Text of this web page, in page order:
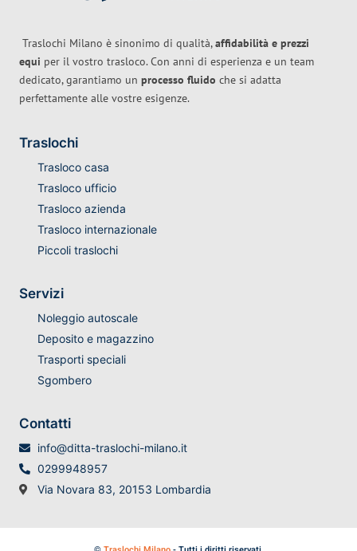
Traslochi Milano è sinonimo di qualità,affidabilità e prezzi
equi per il vostro trasloco. Con anni di esperienza e un team
dedicato, garantiamo un processo fluido che si adatta
perfettamente alle vostre esigenze.
Traslochi
Trasloco casa
Trasloco ufficio
Trasloco azienda
Trasloco internazionale
Piccoli traslochi
Servizi
Noleggio autoscale
Deposito e magazzino
Trasporti speciali
Sgombero
Contatti
info@ditta-traslochi-milano.it
0299948957
Via Novara 83, 20153 Lombardia